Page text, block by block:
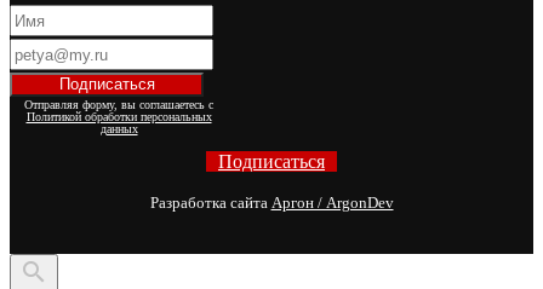
Отправляя форму, вы соглашаетесь с
Политикой обработки персональных
данных
Подписаться
Разработка сайта Аргон / ArgonDev
